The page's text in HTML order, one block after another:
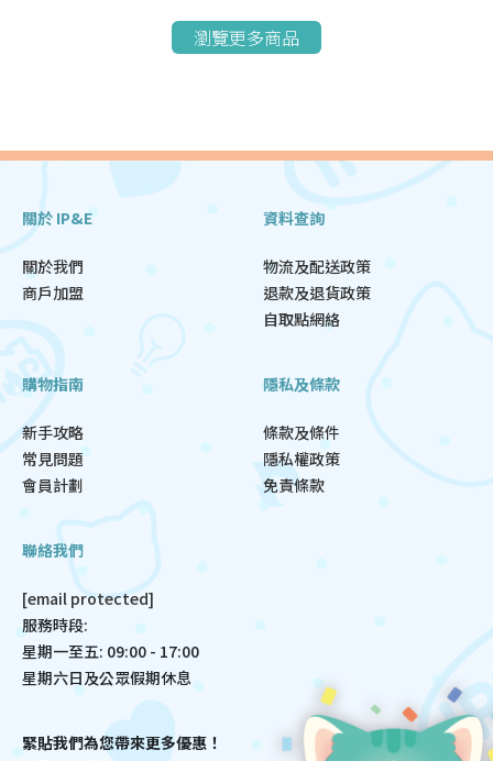
瀏覽更多商品
關於 IP&E
關於我們
商戶加盟
資料查詢
物流及配送政策
退款及退貨政策
自取點網絡
購物指南
新手攻略
常見問題
會員計劃
隱私及條款
條款及條件
隱私權政策
免責條款
聯絡我們
[email protected]
服務時段:
星期一至五: 09:00 - 17:00
星期六日及公眾假期休息
緊貼我們為您帶來更多優惠！